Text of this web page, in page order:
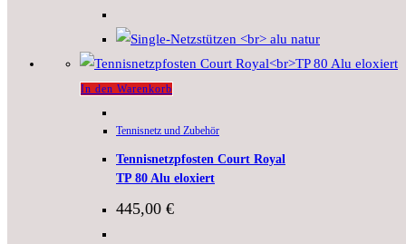
In den Warenkorb
Tennisnetz und Zubehör
Tennisnetzpfosten Court Royal
TP 80 Alu eloxiert
445,00 €